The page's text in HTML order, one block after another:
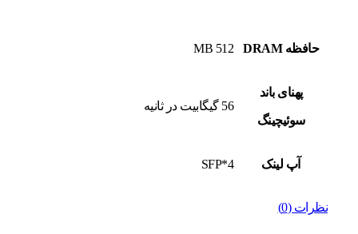
حافظه DRAM 512 MB
پهنای باند
سوئیچینگ
56 گیگابیت در ثانیه
آپ لینک 4*SFP
نظرات (0)